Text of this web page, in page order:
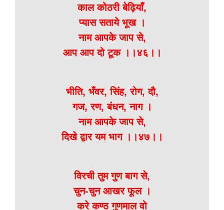
काल कोठरी बेढ़ियाँ,
प्यास सताये भूख ।
नाम आपके जाप से,
आप आप दो टूक ।।४६।।
भीति, भँवर, सिंह, रोग, दौ,
गज, रण, बंधन, नाग ।
नाम आपके जाप से,
दिखे द्वार यम भाग ।।४७।।
विरची तुम गुण बाग से,
चुन-चुन आखर फूल ।
करे कण्ठ गुणमाल वो